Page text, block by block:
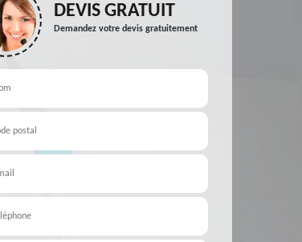
DEVIS GRATUIT
Demandez votre devis gratuitement